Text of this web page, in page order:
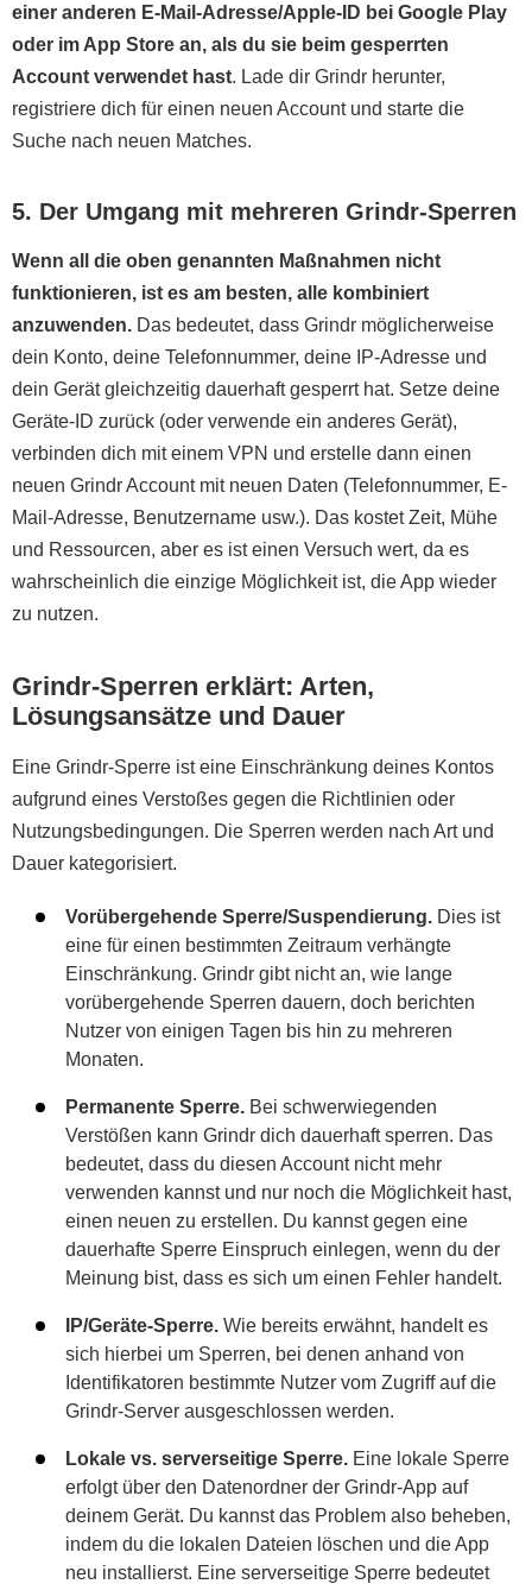
einer anderen E-Mail-Adresse/Apple-ID bei Google Play
oder im App Store an, als du sie beim gesperrten
Account verwendet hast. Lade dir Grindr herunter,
registriere dich für einen neuen Account und starte die
Suche nach neuen Matches.
5. Der Umgang mit mehreren Grindr-Sperren
Wenn all die oben genannten Maßnahmen nicht
funktionieren, ist es am besten, alle kombiniert
anzuwenden. Das bedeutet, dass Grindr möglicherweise
dein Konto, deine Telefonnummer, deine IP-Adresse und
dein Gerät gleichzeitig dauerhaft gesperrt hat. Setze deine
Geräte-ID zurück (oder verwende ein anderes Gerät),
verbinden dich mit einem VPN und erstelle dann einen
neuen Grindr Account mit neuen Daten (Telefonnummer, E-
Mail-Adresse, Benutzername usw.). Das kostet Zeit, Mühe
und Ressourcen, aber es ist einen Versuch wert, da es
wahrscheinlich die einzige Möglichkeit ist, die App wieder
zu nutzen.
Grindr-Sperren erklärt: Arten,
Lösungsansätze und Dauer
Eine Grindr-Sperre ist eine Einschränkung deines Kontos
aufgrund eines Verstoßes gegen die Richtlinien oder
Nutzungsbedingungen. Die Sperren werden nach Art und
Dauer kategorisiert.
Vorübergehende Sperre/Suspendierung. Dies ist
eine für einen bestimmten Zeitraum verhängte
Einschränkung. Grindr gibt nicht an, wie lange
vorübergehende Sperren dauern, doch berichten
Nutzer von einigen Tagen bis hin zu mehreren
Monaten.
Permanente Sperre. Bei schwerwiegenden
Verstößen kann Grindr dich dauerhaft sperren. Das
bedeutet, dass du diesen Account nicht mehr
verwenden kannst und nur noch die Möglichkeit hast,
einen neuen zu erstellen. Du kannst gegen eine
dauerhafte Sperre Einspruch einlegen, wenn du der
Meinung bist, dass es sich um einen Fehler handelt.
IP/Geräte-Sperre. Wie bereits erwähnt, handelt es
sich hierbei um Sperren, bei denen anhand von
Identifikatoren bestimmte Nutzer vom Zugriff auf die
Grindr-Server ausgeschlossen werden.
Lokale vs. serverseitige Sperre. Eine lokale Sperre
erfolgt über den Datenordner der Grindr-App auf
deinem Gerät. Du kannst das Problem also beheben,
indem du die lokalen Dateien löschen und die App
neu installierst. Eine serverseitige Sperre bedeutet